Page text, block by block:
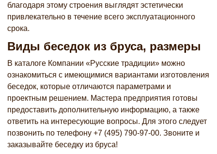
благодаря этому строения выглядят эстетически
привлекательно в течение всего эксплуатационного
срока.
Виды беседок из бруса, размеры
В каталоге Компании «Русские традиции» можно
ознакомиться с имеющимися вариантами изготовления
беседок, которые отличаются параметрами и
проектным решением. Мастера предприятия готовы
предоставить дополнительную информацию, а также
ответить на интересующие вопросы. Для этого следует
позвонить по телефону +7 (495) 790-97-00. Звоните и
заказывайте беседку из бруса!